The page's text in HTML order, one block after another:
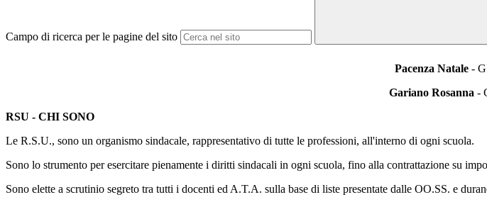
Campo di ricerca per le pagine del sito
Pacenza Natale -
Gariano Rosanna -
RSU - CHI SONO
Le R.S.U., sono un organismo sindacale, rappresentativo di tutte le professioni, all'interno di ogni scuola.
Sono lo strumento per esercitare pienamente i diritti sindacali in ogni scuola, fino alla contrattazione su
Sono elette a scrutinio segreto tra tutti i docenti ed A.T.A. sulla base di liste presentate dalle OO.SS. e